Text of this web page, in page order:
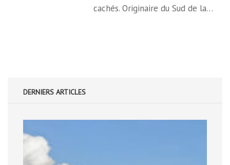
cachés. Originaire du Sud de la…
DERNIERS ARTICLES